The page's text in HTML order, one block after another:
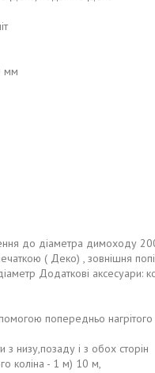
мм
до діаметра димоходу
( Деко) , зовнішня
Додаткові
попередньо нагрітого
низу,позаду і з обох сторін
коліна - 1 м) 10 м,